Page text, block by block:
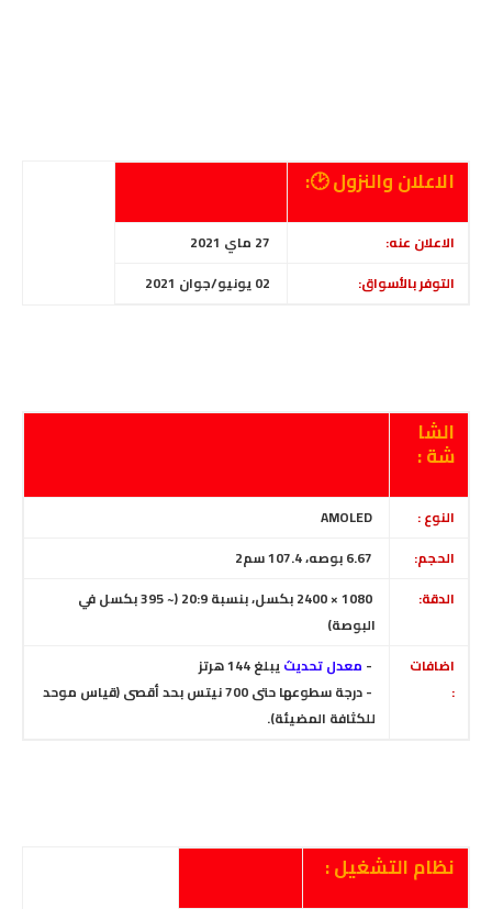
الاعلان والنزول 🕑:
الاعلان عنه:
27 ماي 2021
التوفر بالأسواق:
الشا
شة :
النوع :
AMOLED
الحجم:
6.67 بوصه، 107.4 سم2
الدقة:
1080 × 2400 بكسل، بنسبة 20:9
(~ 395 بكسل في
البوصة)
اضافات
:
- معدل تحديث يبلغ 144 هرتز
- درجة سطوعها حتى 700 نيتس بحد أقصى (قياس موحد
للكثافة المضيئة).
نظام التشغيل :